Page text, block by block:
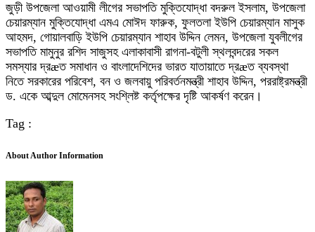
জুড়ী উপজেলা আওয়ামী লীগের সভাপতি মুক্তিযোদ্ধা বদরুল ইসলাম, উপজেলা
চেয়ারম্যান মুক্তিযোদ্ধা এমএ মোঈদ ফারুক, ফুলতলা ইউপি চেয়ারম্যান মাসুক
আহমদ, গোয়ালবাড়ি ইউপি চেয়ারম্যান শাহাব উদ্দিন লেমন, উপজেলা যুবলীগের
সভাপতি মামুনুর রশিদ সাজুসহ এলাকাবাসী রাগনা-বটুলী স্থলবন্দরের সকল
সমস্যার দ্রæত সমাধান ও বাংলাদেশিদের ভারত যাতায়াতে দ্রæত ব্যবস্থা
নিতে সরকারের পরিবেশ, বন ও জলবায়ু পরিবর্তনমন্ত্রী শাহাব উদ্দিন, পররাষ্ট্রমন্ত্রী
ড. একে আব্দুল মোমেনসহ সংশ্লিষ্ট কর্তৃপক্ষের দৃষ্টি আকর্ষণ করেন।
Tag :
About Author Information